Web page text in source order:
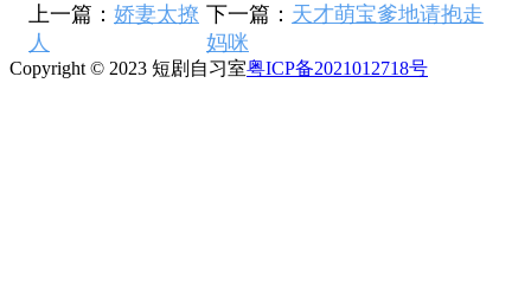
上一篇： 娇妻太撩
人
下一篇： 天才萌宝爹地请抱走
妈咪
Copyright © 2023 短剧自习室粤ICP备2021012718号